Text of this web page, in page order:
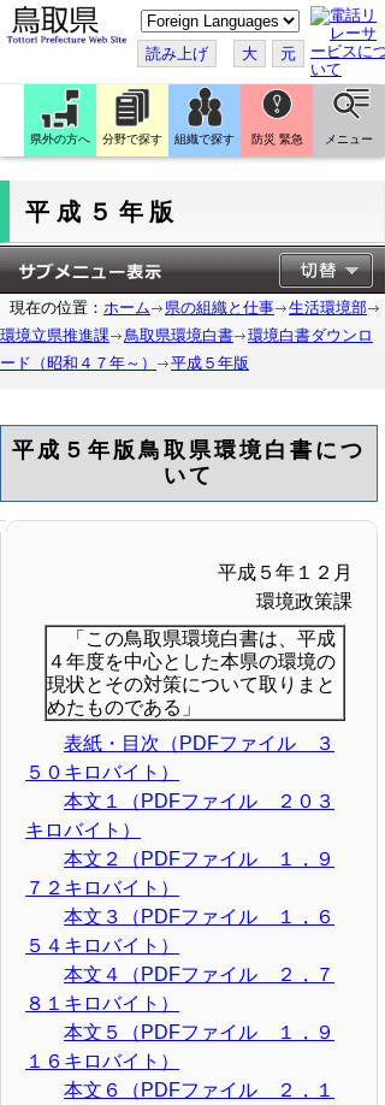
こ
の
ペ
ー
ジ
翻
訳
す
読み上げ 大 元
県外の方へ 分野で探す 組織で探す 防災 緊急 メニュー
平成５年版
現在の位置： ホーム 県の組織と仕事
生活環境部
環境立県推進課
鳥取県環境白書
環境白書ダウンロ
ード（昭和４７年～）
平成５年版
平成５年版鳥取県環境白書につ
いて
平成５年１２月
環境政策課
「この鳥取県環境白書は、平成
４年度を中心とした本県の環境の
現状とその対策について取りまと
めたものである」
表紙・目次（PDFファイル ３
５０キロバイト）
本文１（PDFファイル ２０３
キロバイト）
本文２（PDFファイル １，９
７２キロバイト）
本文３（PDFファイル １，６
５４キロバイト）
本文４（PDFファイル ２，７
８１キロバイト）
本文５（PDFファイル １，９
１６キロバイト）
本文６（PDFファイル ２，１